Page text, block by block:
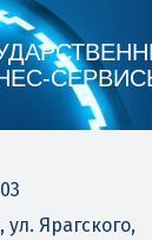
ул. Ярагского,